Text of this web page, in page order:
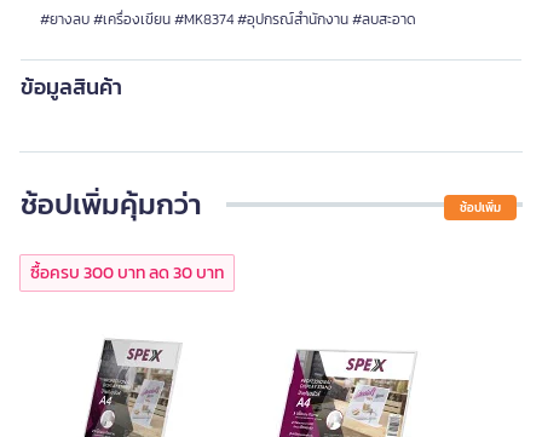
#ยางลบ #เครื่องเขียน #MK8374 #อุปกรณ์สำนักงาน #ลบสะอาด
ข้อมูลสินค้า
ช้อปเพิ่มคุ้มกว่า ช้อปเพิ่ม
ซื้อครบ 300 บาท ลด 30 บาท